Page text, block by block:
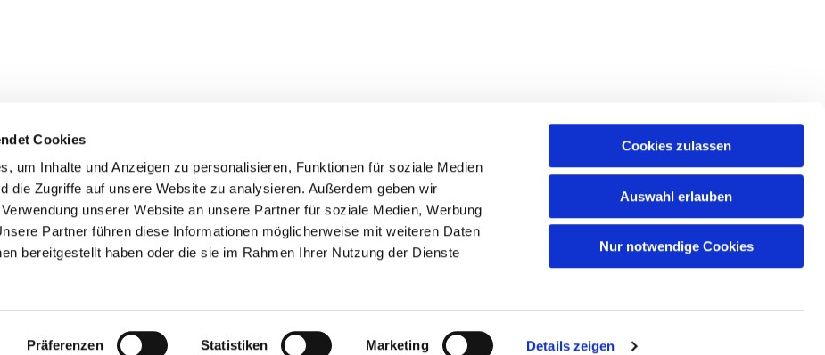
Cookies
um Inhalte und Anzeigen zu personalisieren, Funktionen für soziale Medien
die Zugriffe auf unsere Website zu analysieren. Außerdem geben wir
unserer Website an unsere Partner für soziale Medien, Werbung
Partner führen diese Informationen möglicherweise mit weiteren Daten
bereitgestellt haben oder die sie im Rahmen Ihrer Nutzung der Dienste
Präferenzen Statistiken Marketing Details zeigen
Cookies zulassen
Auswahl erlauben
Nur notwendige Cookies
Berlin - Haselhorst
Haselhorster Damm 54-58, 13599 Berlin
kuesterei@ev-weihnachtskirche.de
Kontaktinformationen Impressum